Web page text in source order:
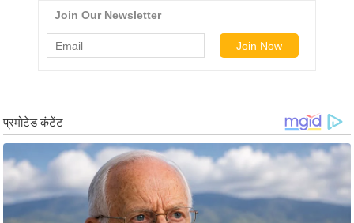
k
n
g
N